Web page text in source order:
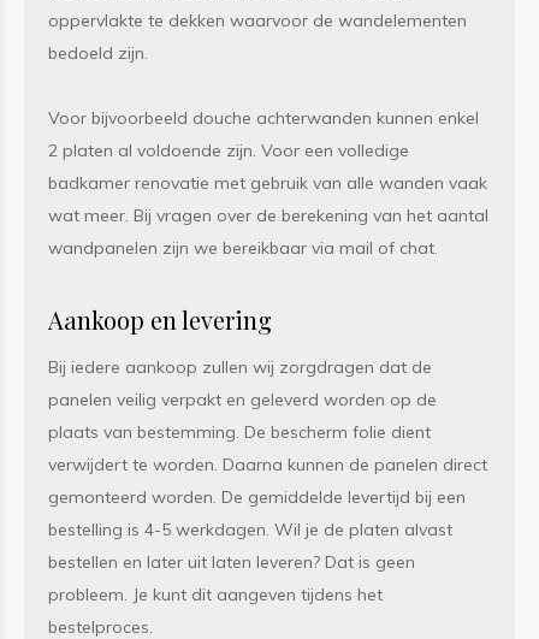
oppervlakte te dekken waarvoor de wandelementen
bedoeld zijn.
Voor bijvoorbeeld douche achterwanden kunnen enkel
2 platen al voldoende zijn. Voor een volledige
badkamer renovatie met gebruik van alle wanden vaak
wat meer. Bij vragen over de berekening van het aantal
wandpanelen zijn we bereikbaar via mail of chat.
Aankoop en levering
Bij iedere aankoop zullen wij zorgdragen dat de
panelen veilig verpakt en geleverd worden op de
plaats van bestemming. De bescherm folie dient
verwijdert te worden. Daarna kunnen de panelen direct
gemonteerd worden. De gemiddelde levertijd bij een
bestelling is 4-5 werkdagen. Wil je de platen alvast
bestellen en later uit laten leveren? Dat is geen
probleem. Je kunt dit aangeven tijdens het
bestelproces.